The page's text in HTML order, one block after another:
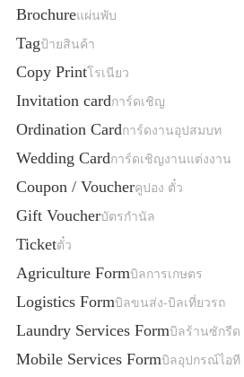
Brochureแผ่นพับ
Tagป้ายสินค้า
Copy Print โรเนียว
Invitation cardการ์ดเชิญ
Ordination Cardการ์ดงานอุปสมบท
Wedding Cardการ์ดเชิญงานแต่งงาน
Coupon / Voucherคูปอง ตั๋ว
Gift Voucherบัตรกำนัล
Ticketตั๋ว
Agriculture Formบิลการเกษตร
Logistics Formบิลขนส่ง-บิลเที่ยวรถ
Laundry Services Formบิลร้านซักรีด
Mobile Services Formบิลอุปกรณ์ไอที